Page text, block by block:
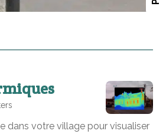
dans votre village pour visualiser